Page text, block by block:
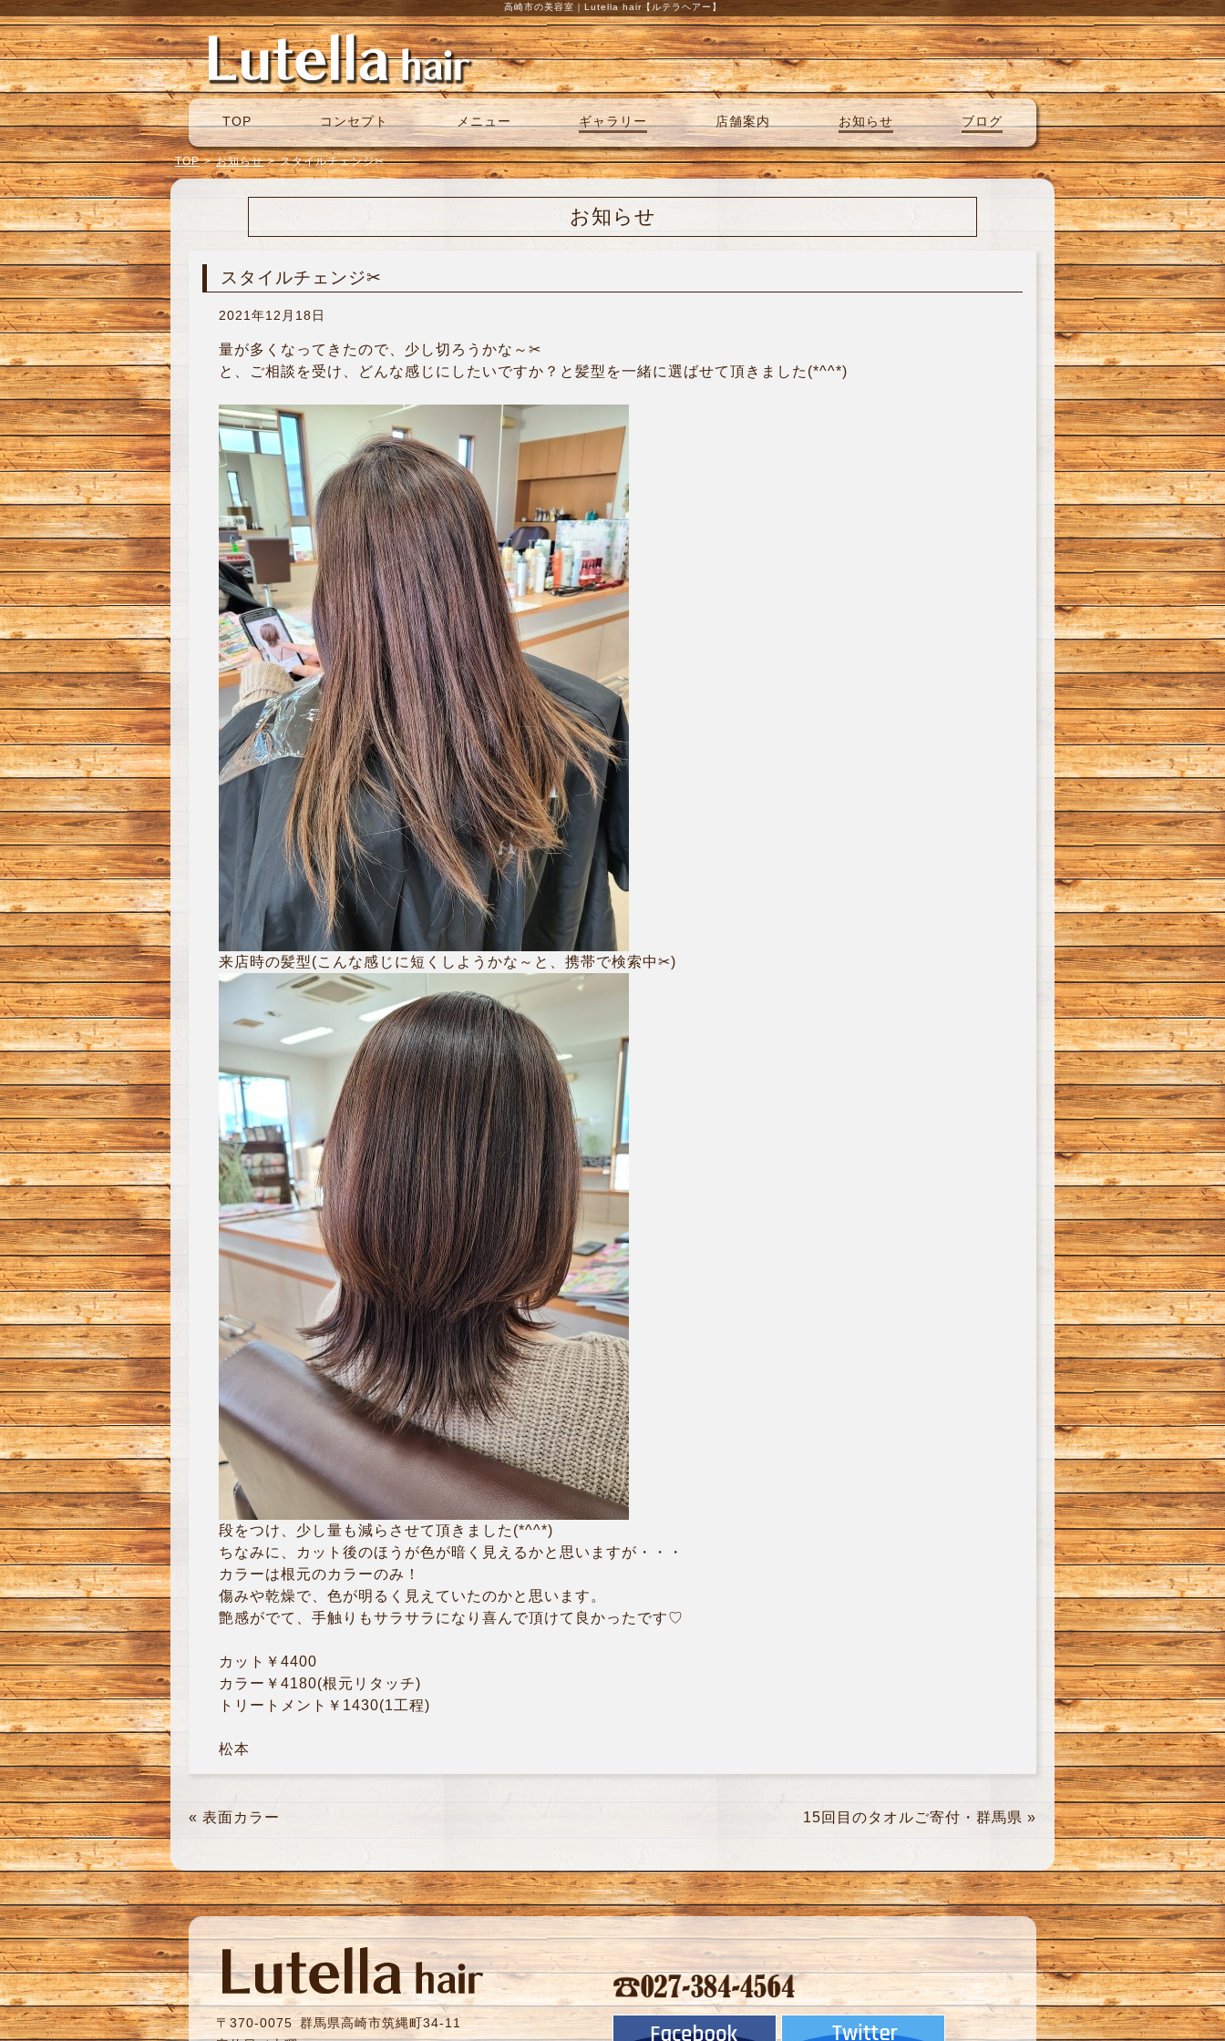
高崎市の美容室｜Lutella hair【ルテラヘアー】
TOP コンセプト メニュー ギャラリー 店舗案内 お知らせ ブログ
TOP > お知らせ > スタイルチェンジ✂
お知らせ
スタイルチェンジ✂
2021年12月18日
量が多くなってきたので、少し切ろうかな～✂
と、ご相談を受け、どんな感じにしたいですか？と髪型を一緒に選ばせて頂きました(*^^*)
来店時の髪型(こんな感じに短くしようかな～と、携帯で検索中✂)
段をつけ、少し量も減らさせて頂きました(*^^*)
ちなみに、カット後のほうが色が暗く見えるかと思いますが・・・
カラーは根元のカラーのみ！
傷みや乾燥で、色が明るく見えていたのかと思います。
艶感がでて、手触りもサラサラになり喜んで頂けて良かったです♡
カット￥4400
カラー￥4180(根元リタッチ)
トリートメント￥1430(1工程)
松本
« 表面カラー 15回目のタオルご寄付・群馬県 »
〒370-0075群馬県高崎市筑縄町34-11